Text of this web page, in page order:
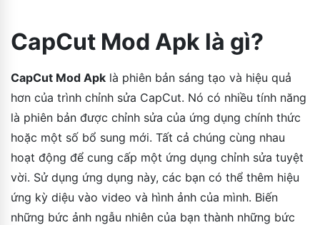
CapCut Mod Apk là gì?
CapCut Mod Apk là phiên bản sáng tạo và hiệu quả
hơn của trình chỉnh sửa CapCut. Nó có nhiều tính năng
là phiên bản được chỉnh sửa của ứng dụng chính thức
hoặc một số bổ sung mới. Tất cả chúng cùng nhau
hoạt động để cung cấp một ứng dụng chỉnh sửa tuyệt
vời. Sử dụng ứng dụng này, các bạn có thể thêm hiệu
ứng kỳ diệu vào video và hình ảnh của mình. Biến
những bức ảnh ngẫu nhiên của bạn thành những bức